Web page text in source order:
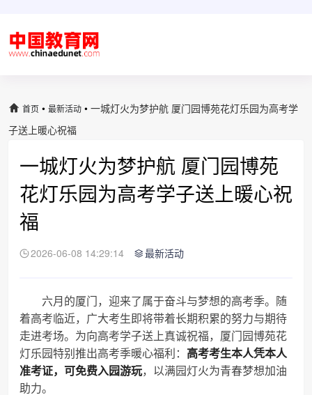
首页 • 最新活动 • 一城灯火为梦护航 厦门园博苑花灯乐园为高考学
子送上暖心祝福
一城灯火为梦护航 厦门园博苑
花灯乐园为高考学子送上暖心祝
福
2026-06-08 14:29:14 最新活动
六月的厦门，迎来了属于奋斗与梦想的高考季。随
着高考临近，广大考生即将带着长期积累的努力与期待
走进考场。为向高考学子送上真诚祝福，厦门园博苑花
灯乐园特别推出高考季暖心福利： 高考考生本人凭本人
准考证，可免费入园游玩，以满园灯火为青春梦想加油
助力。